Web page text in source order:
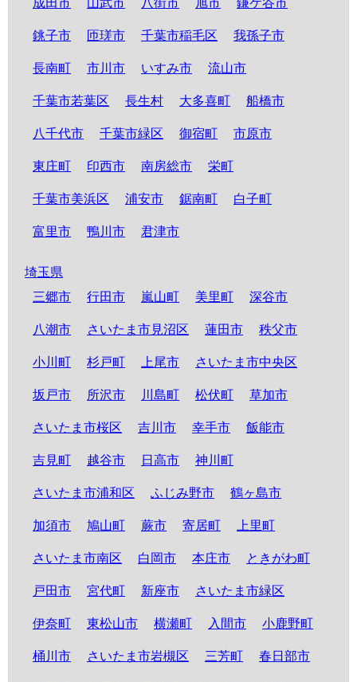
成田市 山武市 八街市 旭市 鎌ケ谷市
銚子市 匝瑳市 千葉市稲毛区 我孫子市
長南町 市川市 いすみ市 流山市
千葉市若葉区 長生村 大多喜町 船橋市
八千代市 千葉市緑区 御宿町 市原市
東庄町 印西市 南房総市 栄町
千葉市美浜区 浦安市 鋸南町 白子町
富里市 鴨川市 君津市
埼玉県
三郷市
行田市 嵐山町 美里町 深谷市
八潮市 さいたま市見沼区 蓮田市 秩父市
小川町 杉戸町 上尾市 さいたま市中央区
坂戸市 所沢市 川島町 松伏町 草加市
さいたま市桜区 吉川市 幸手市 飯能市
吉見町 越谷市 日高市 神川町
さいたま市浦和区 ふじみ野市 鶴ヶ島市
加須市 鳩山町 蕨市 寄居町 上里町
さいたま市南区 白岡市 本庄市 ときがわ町
戸田市 宮代町 新座市 さいたま市緑区
伊奈町 東松山市 横瀬町 入間市 小鹿野町
桶川市 さいたま市岩槻区 三芳町 春日部市